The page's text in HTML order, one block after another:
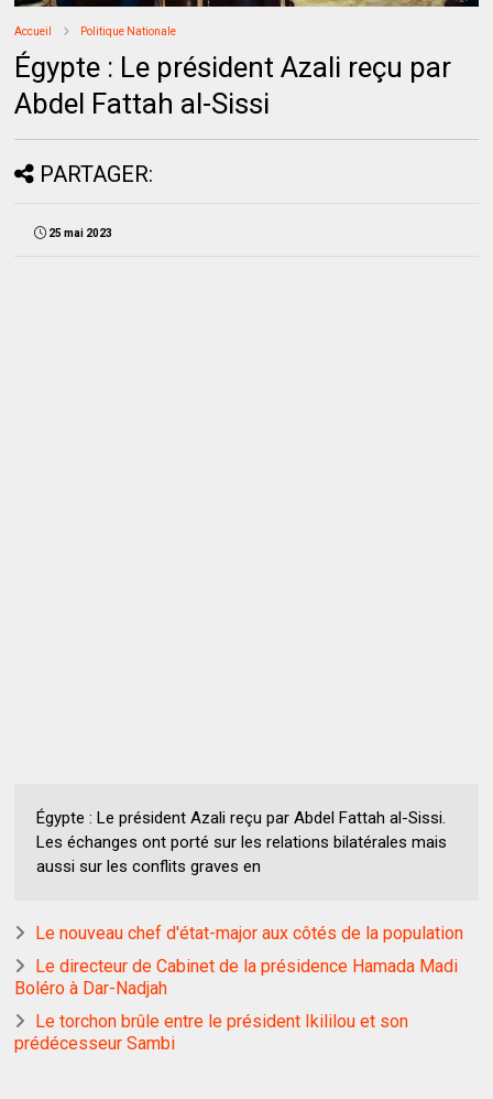
Accueil Politique Nationale
Égypte : Le président Azali reçu par
Abdel Fattah al-Sissi
PARTAGER:
25 mai 2023
Égypte : Le président Azali reçu par Abdel Fattah al-Sissi.
Les échanges ont porté sur les relations bilatérales mais
aussi sur les conflits graves en
Le nouveau chef d'état-major aux côtés de la population
Le directeur de Cabinet de la présidence Hamada Madi
Boléro à Dar-Nadjah
Le torchon brûle entre le président Ikililou et son
prédécesseur Sambi